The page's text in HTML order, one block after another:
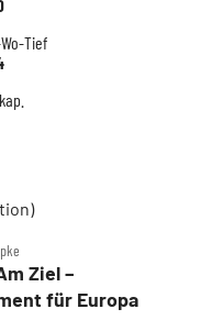
Tief
Ziel –
für Europa